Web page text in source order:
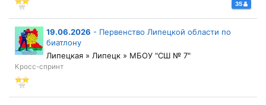
35
19.06.2026 - Первенство Липецкой области по
биатлону
Липецкая » Липецк » МБОУ "СШ № 7"
Кросс-спринт